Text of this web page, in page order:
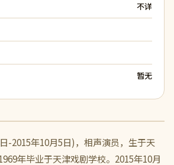
不详
暂无
-2015年10月5日)，相声演员，生于天
年毕业于天津戏剧学校。2015年10月